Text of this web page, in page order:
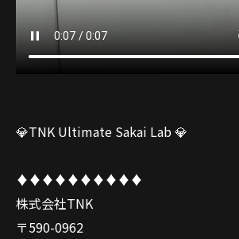
💎TNK Ultimate Sakai Lab 💎
♦️♦️♦️♦️♦️♦️♦️♦️♦️♦️
株式会社TNK
〒590-0962